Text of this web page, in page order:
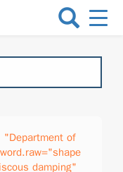
選
換
"Department of
damping"